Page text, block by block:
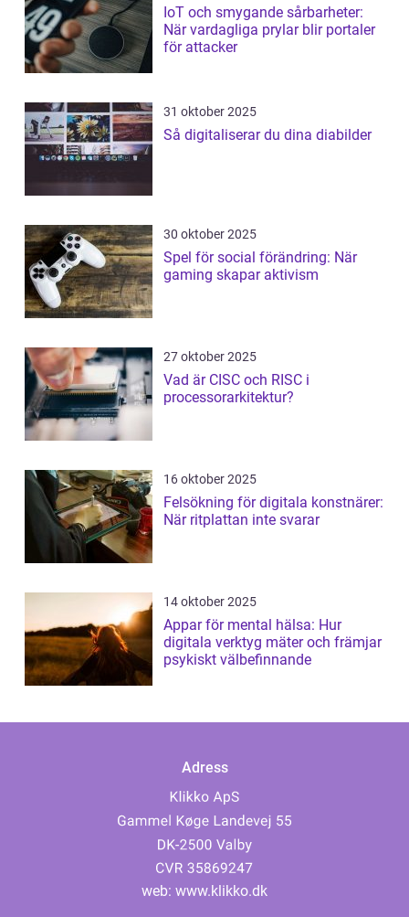
IoT och smygande sårbarheter:
När vardagliga prylar blir portaler
för attacker
31 oktober 2025
Så digitaliserar du dina diabilder
30 oktober 2025
Spel för social förändring: När
gaming skapar aktivism
27 oktober 2025
Vad är CISC och RISC i
processorarkitektur?
16 oktober 2025
Felsökning för digitala konstnärer:
När ritplattan inte svarar
14 oktober 2025
Appar för mental hälsa: Hur
digitala verktyg mäter och främjar
psykiskt välbefinnande
Adress
web: www.klikko.dk